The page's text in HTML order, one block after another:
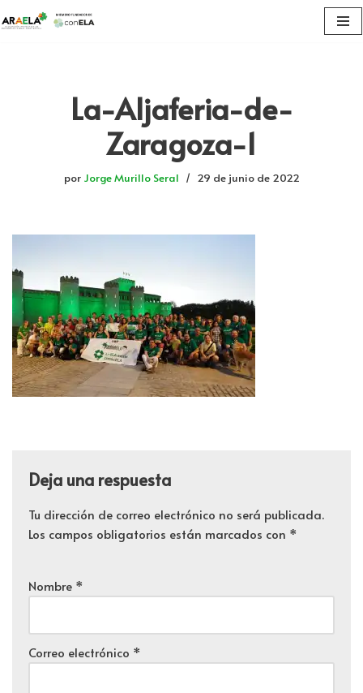
La-Aljaferia-de-
Zaragoza-1
por Jorge Murillo Seral 29 de junio de 2022
Deja una respuesta
Tu dirección de correo electrónico no será publicada.
Los campos obligatorios están marcados con *
Nombre *
Correo electrónico *